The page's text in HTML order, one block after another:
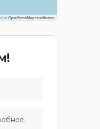
|© OpenStreetMap contributors